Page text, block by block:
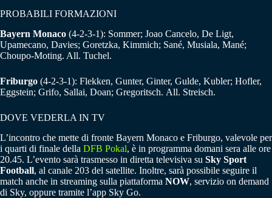
PROBABILI FORMAZIONI
Bayern Monaco (4-2-3-1): Sommer; Joao Cancelo, De Ligt,
Upamecano, Davies; Goretzka, Kimmich; Sané, Musiala, Mané;
Choupo-Moting. All. Tuchel.
Friburgo (4-2-3-1): Flekken, Gunter, Ginter, Gulde, Kubler; Hofler,
Eggstein; Grifo, Sallai, Doan; Gregoritsch. All. Streisch.
DOVE VEDERLA IN TV
L’incontro che mette di fronte Bayern Monaco e Friburgo, valevole per
i quarti di finale della DFB Pokal, è in programma domani sera alle ore
20.45. L’evento sarà trasmesso in diretta televisiva su Sky Sport
Football, al canale 203 del satellite. Inoltre, sarà possibile seguire il
match anche in streaming sulla piattaforma NOW, servizio on demand
di Sky, oppure tramite l’app Sky Go.